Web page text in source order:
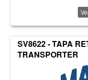
SV8622 - TAPA
TRANSPORTER